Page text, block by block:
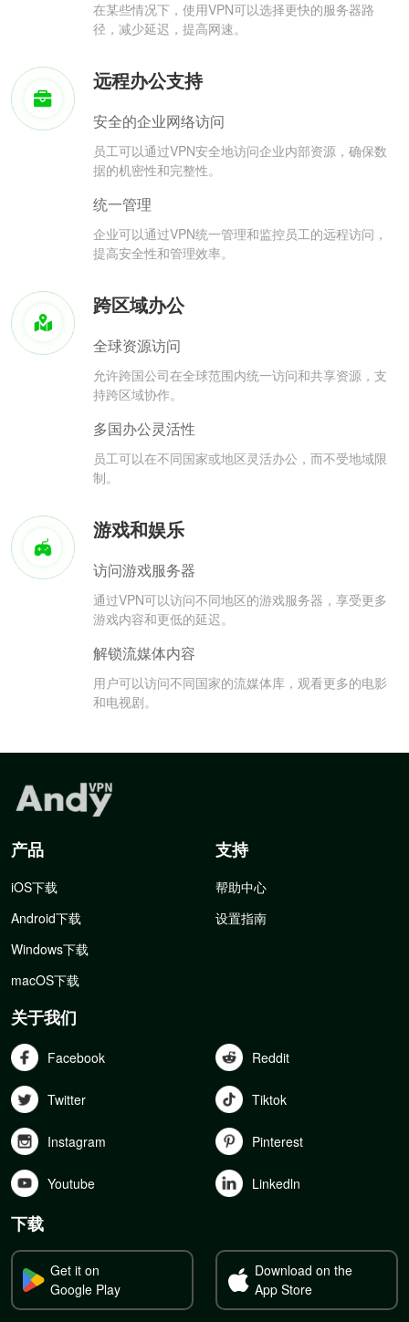
在某些情况下，使用VPN可以选择更快的服务器路
径，减少延迟，提高网速。
远程办公支持
安全的企业网络访问
员工可以通过VPN安全地访问企业内部资源，确保数
据的机密性和完整性。
统一管理
企业可以通过VPN统一管理和监控员工的远程访问，
提高安全性和管理效率。
跨区域办公
全球资源访问
允许跨国公司在全球范围内统一访问和共享资源，支
持跨区域协作。
多国办公灵活性
员工可以在不同国家或地区灵活办公，而不受地域限
制。
游戏和娱乐
访问游戏服务器
通过VPN可以访问不同地区的游戏服务器，享受更多
游戏内容和更低的延迟。
解锁流媒体内容
用户可以访问不同国家的流媒体库，观看更多的电影
和电视剧。
产品
iOS下载
Android下载
Windows下载
macOS下载
支持
帮助中心
设置指南
关于我们
Facebook Reddit
Twitter Tiktok
Instagram Pinterest
Youtube Linkedln
下载
Get it on
Google Play
Download on the
App Store